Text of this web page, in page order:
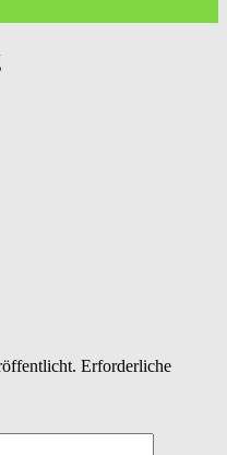
Erforderliche